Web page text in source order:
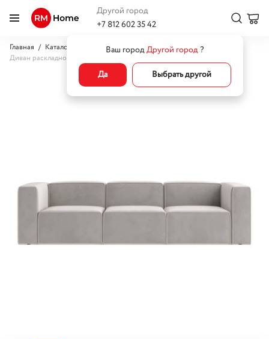
Другой город
+7 812 602 35 42
Ваш городДругой город?
Да Выбрать другой
Главная Каталог Диваны
Прямые диваны
Диван раскладной Каро